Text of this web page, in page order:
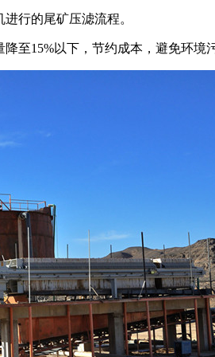
行的尾矿压滤流程。
至15%以下，节约成本，避免环境